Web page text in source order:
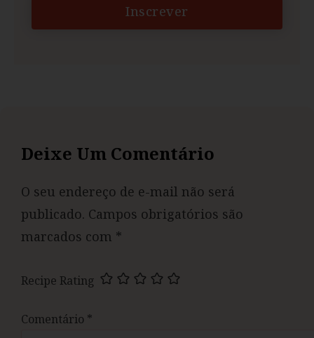
Inscrever
Deixe Um Comentário
O seu endereço de e-mail não será
publicado. Campos obrigatórios são
marcados com *
Recipe Rating
Comentário *